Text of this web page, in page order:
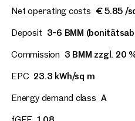
Net operating costs € 5.85 /
Deposit 3-6 BMM
Commission 3 BMM zzgl. 20
EPC 23.3 kWh/sq m
Energy demand class A